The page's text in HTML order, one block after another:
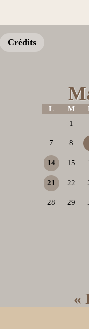
Crédits
L M
1
7 8
14 15
21 22
28 29
«